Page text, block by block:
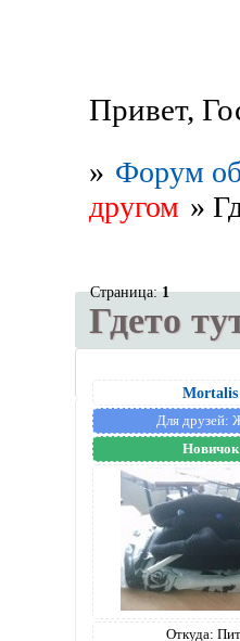
Привет,
» Форум
другом »
Гдето
Страница:1
Mortalis
Для друзей:
Новичок
Откуда: